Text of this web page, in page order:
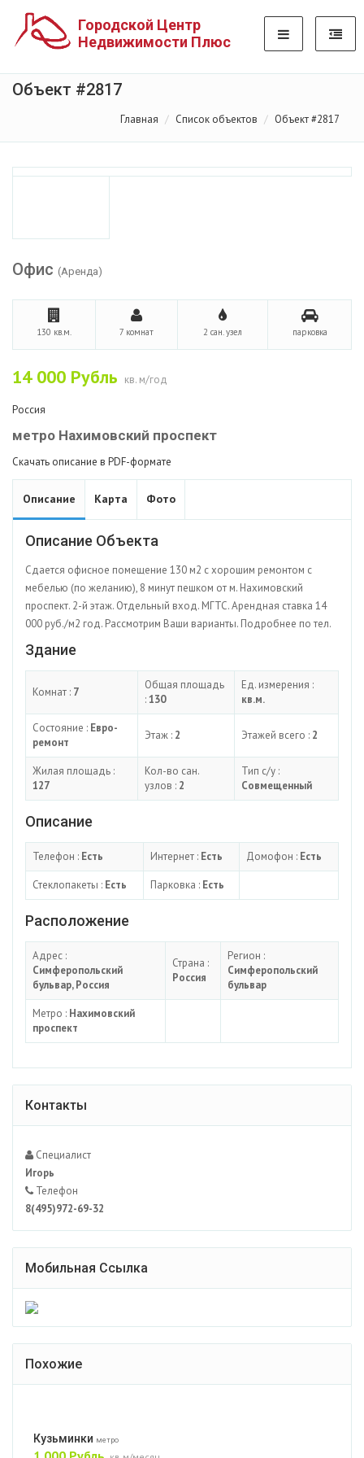
Городской Центр
Недвижимости Плюс
Объект #2817
Главная Список объектов Объект #2817
Офис (Аренда)
130 кв.м. 7 комнат 2 сан. узел парковка
14 000 Рубль кв. м/год
Россия
метро Нахимовский проспект
Скачать описание в PDF-формате
Описание Карта Фото
Описание Объекта
Сдается офисное помещение 130 м2 с хорошим ремонтом с
мебелью (по желанию), 8 минут пешком от м. Нахимовский
проспект. 2-й этаж. Отдельный вход. МГТС. Арендная ставка 14
000 руб./м2 год. Рассмотрим Ваши варианты. Подробнее по тел.
Здание
Комнат : 7
Общая площадь
:130
Ед. измерения :
кв.м.
Состояние : Евро-
ремонт
Этаж : 2 Этажей всего : 2
Жилая площадь :
127
Кол-во сан.
узлов : 2
Тип с/у :
Совмещенный
Описание
Телефон : Есть Интернет : Есть Домофон : Есть
Стеклопакеты : Есть Парковка : Есть
Расположение
Адрес :
Симферопольский
бульвар, Россия
Страна :
Россия
Регион :
Симферопольский
бульвар
Метро : Нахимовский
проспект
Контакты
Специалист
Игорь
Телефон
8(495)972-69-32
Мобильная Ссылка
Похожие
Кузьминки метро